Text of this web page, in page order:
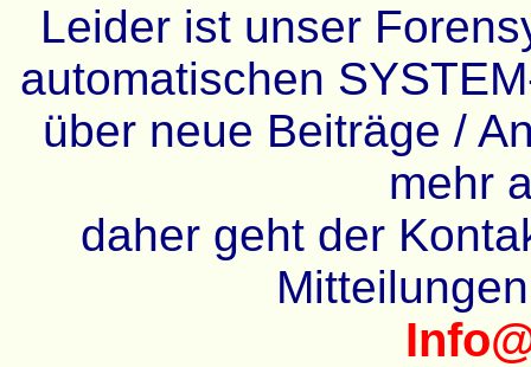
Leider ist unser
automatischen
über neue Beiträge /
mehr
daher geht der